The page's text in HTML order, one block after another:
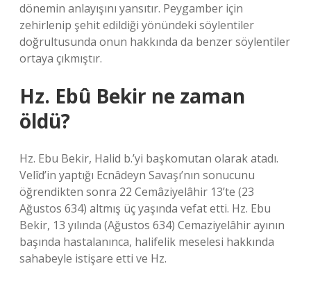
dönemin anlayışını yansıtır. Peygamber için
zehirlenip şehit edildiği yönündeki söylentiler
doğrultusunda onun hakkında da benzer söylentiler
ortaya çıkmıştır.
Hz. Ebû Bekir ne zaman
öldü?
Hz. Ebu Bekir, Halid b.’yi başkomutan olarak atadı.
Velîd’in yaptığı Ecnâdeyn Savaşı’nın sonucunu
öğrendikten sonra 22 Cemâziyelâhir 13’te (23
Ağustos 634) altmış üç yaşında vefat etti. Hz. Ebu
Bekir, 13 yılında (Ağustos 634) Cemaziyelâhir ayının
başında hastalanınca, halifelik meselesi hakkında
sahabeyle istişare etti ve Hz.